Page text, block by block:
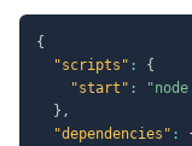
{
"scripts" :
{
"start" :
} ,
"dependencies" :